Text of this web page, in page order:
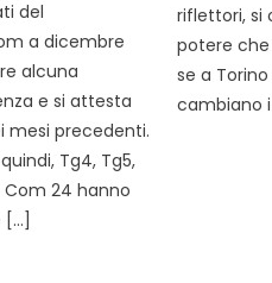
del
a dicembre
alcuna
e si attesta
mesi precedenti.
Tg4, Tg5,
Com 24 hanno
[…]
riflettori, si
potere che
se a
cambiano